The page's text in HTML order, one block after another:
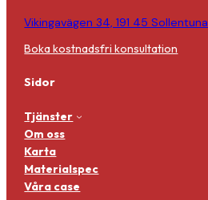
Vikingavägen 34, 191 45 Sollentuna
Boka kostnadsfri konsultation
Sidor
Tjänster
Om oss
Karta
Materialspec
Våra case